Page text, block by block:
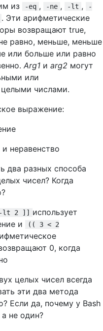
из
-eq , -ne , -lt ,
-
. Эти арифметические
возвращают true,
равно, меньше, меньше
или больше или равно
Arg1 и arg2 могут
или
числами.
выражение:
и неравенство
два разных способа
чисел? Когда
lt 2 ]] использует
и
(( 3 < 2
0, когда
целых чисел всегда
эти два метода
Если да, почему у Bash
не один?